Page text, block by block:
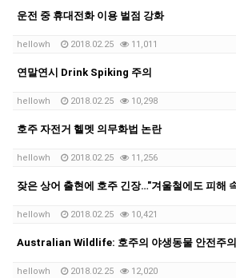
운전 중 휴대전화 이용 벌점 강화
hellowh 2018.02.25 11,011
연말연시 Drink Spiking 주의
hellowh 2018.02.25 10,298
호주 자전거 헬멧 의무화법 논란
hellowh 2018.02.25 11,256
잦은 상어 출현에 호주 긴장…"겨울철에도 피해
hellowh 2018.02.25 10,421
Australian Wildlife: 호주의 야생동물 안전주
hellowh 2018.02.25 12,020